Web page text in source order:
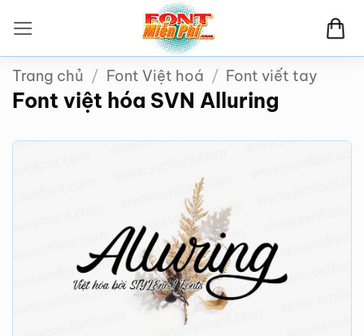
qua
nội
dung
Trang chủ / Font Việt hoá / Font viết tay
Font việt hóa SVN Alluring